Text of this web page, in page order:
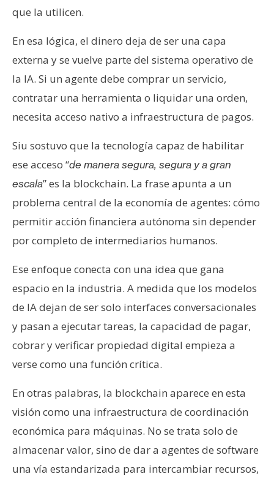
que la utilicen.
En esa lógica, el dinero deja de ser una capa
externa y se vuelve parte del sistema operativo de
la IA. Si un agente debe comprar un servicio,
contratar una herramienta o liquidar una orden,
necesita acceso nativo a infraestructura de pagos.
Siu sostuvo que la tecnología capaz de habilitar
ese acceso “de manera segura, segura y a gran
escala” es la blockchain. La frase apunta a un
problema central de la economía de agentes: cómo
permitir acción financiera autónoma sin depender
por completo de intermediarios humanos.
Ese enfoque conecta con una idea que gana
espacio en la industria. A medida que los modelos
de IA dejan de ser solo interfaces conversacionales
y pasan a ejecutar tareas, la capacidad de pagar,
cobrar y verificar propiedad digital empieza a
verse como una función crítica.
En otras palabras, la blockchain aparece en esta
visión como una infraestructura de coordinación
económica para máquinas. No se trata solo de
almacenar valor, sino de dar a agentes de software
una vía estandarizada para intercambiar recursos,